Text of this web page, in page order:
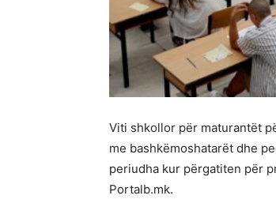
Viti shkollor për maturantët
me bashkëmoshatarët dhe
periudha kur përgatiten për
Portalb.mk.